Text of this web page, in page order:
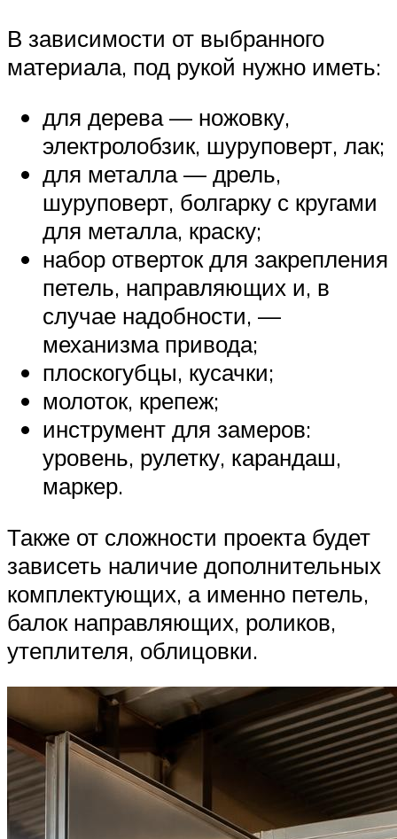
В зависимости от выбранного
материала, под рукой нужно иметь:
для дерева — ножовку,
электролобзик, шуруповерт, лак;
для металла — дрель,
шуруповерт, болгарку с кругами
для металла, краску;
набор отверток для закрепления
петель, направляющих и, в
случае надобности, —
механизма привода;
плоскогубцы, кусачки;
молоток, крепеж;
инструмент для замеров:
уровень, рулетку, карандаш,
маркер.
Также от сложности проекта будет
зависеть наличие дополнительных
комплектующих, а именно петель,
балок направляющих, роликов,
утеплителя, облицовки.